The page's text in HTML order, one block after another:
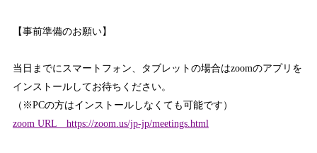
【事前準備のお願い】
当日までにスマートフォン、タブレットの場合はzoomのアプリを
インストールしてお待ちください。
（※PCの方はインストールしなくても可能です）
zoom URL https://zoom.us/jp-jp/meetings.html